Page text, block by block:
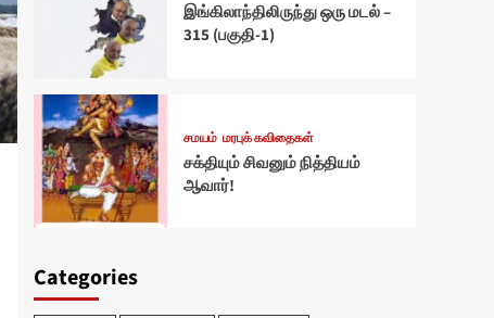
இங்கிலாந்திலிருந்து ஒரு மடல் –
315 (பகுதி-1)
சமயம் மரபுக் கவிதைகள்
சக்தியும் சிவனும் நித்தியம்
ஆவார்!
Categories